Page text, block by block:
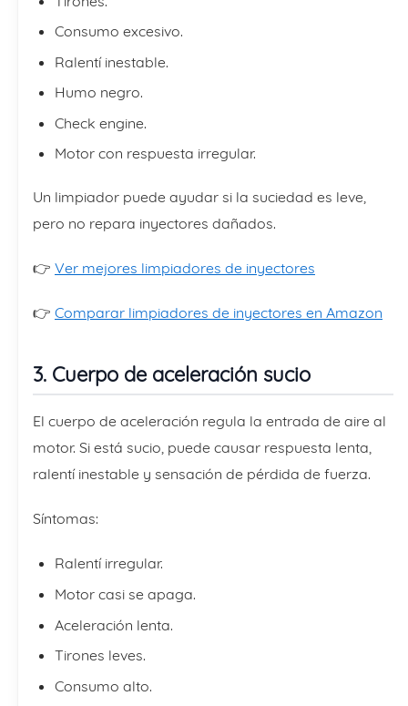
Consumo excesivo.
Ralentí inestable.
Humo negro.
Check engine.
Motor con respuesta irregular.
Un limpiador puede ayudar si la suciedad es leve,
pero no repara inyectores dañados.
👉 Ver mejores limpiadores de inyectores
👉 Comparar limpiadores de inyectores en Amazon
3. Cuerpo de aceleración sucio
El cuerpo de aceleración regula la entrada de aire al
motor. Si está sucio, puede causar respuesta lenta,
ralentí inestable y sensación de pérdida de fuerza.
Síntomas:
Ralentí irregular.
Motor casi se apaga.
Aceleración lenta.
Tirones leves.
Consumo alto.